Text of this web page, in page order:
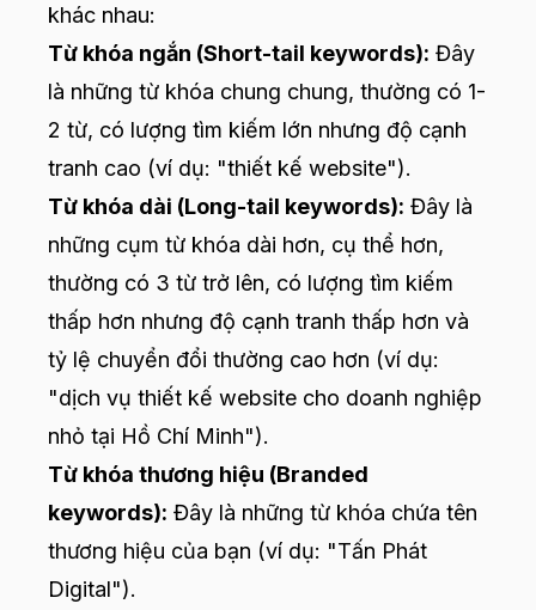
khác nhau:
Từ khóa ngắn (Short-tail keywords): Đây
là những từ khóa chung chung, thường có 1-
2 từ, có lượng tìm kiếm lớn nhưng độ cạnh
tranh cao (ví dụ: "thiết kế website").
Từ khóa dài (Long-tail keywords): Đây là
những cụm từ khóa dài hơn, cụ thể hơn,
thường có 3 từ trở lên, có lượng tìm kiếm
thấp hơn nhưng độ cạnh tranh thấp hơn và
tỷ lệ chuyển đổi thường cao hơn (ví dụ:
"dịch vụ thiết kế website cho doanh nghiệp
nhỏ tại Hồ Chí Minh").
Từ khóa thương hiệu (Branded
keywords): Đây là những từ khóa chứa tên
thương hiệu của bạn (ví dụ: "Tấn Phát
Digital").